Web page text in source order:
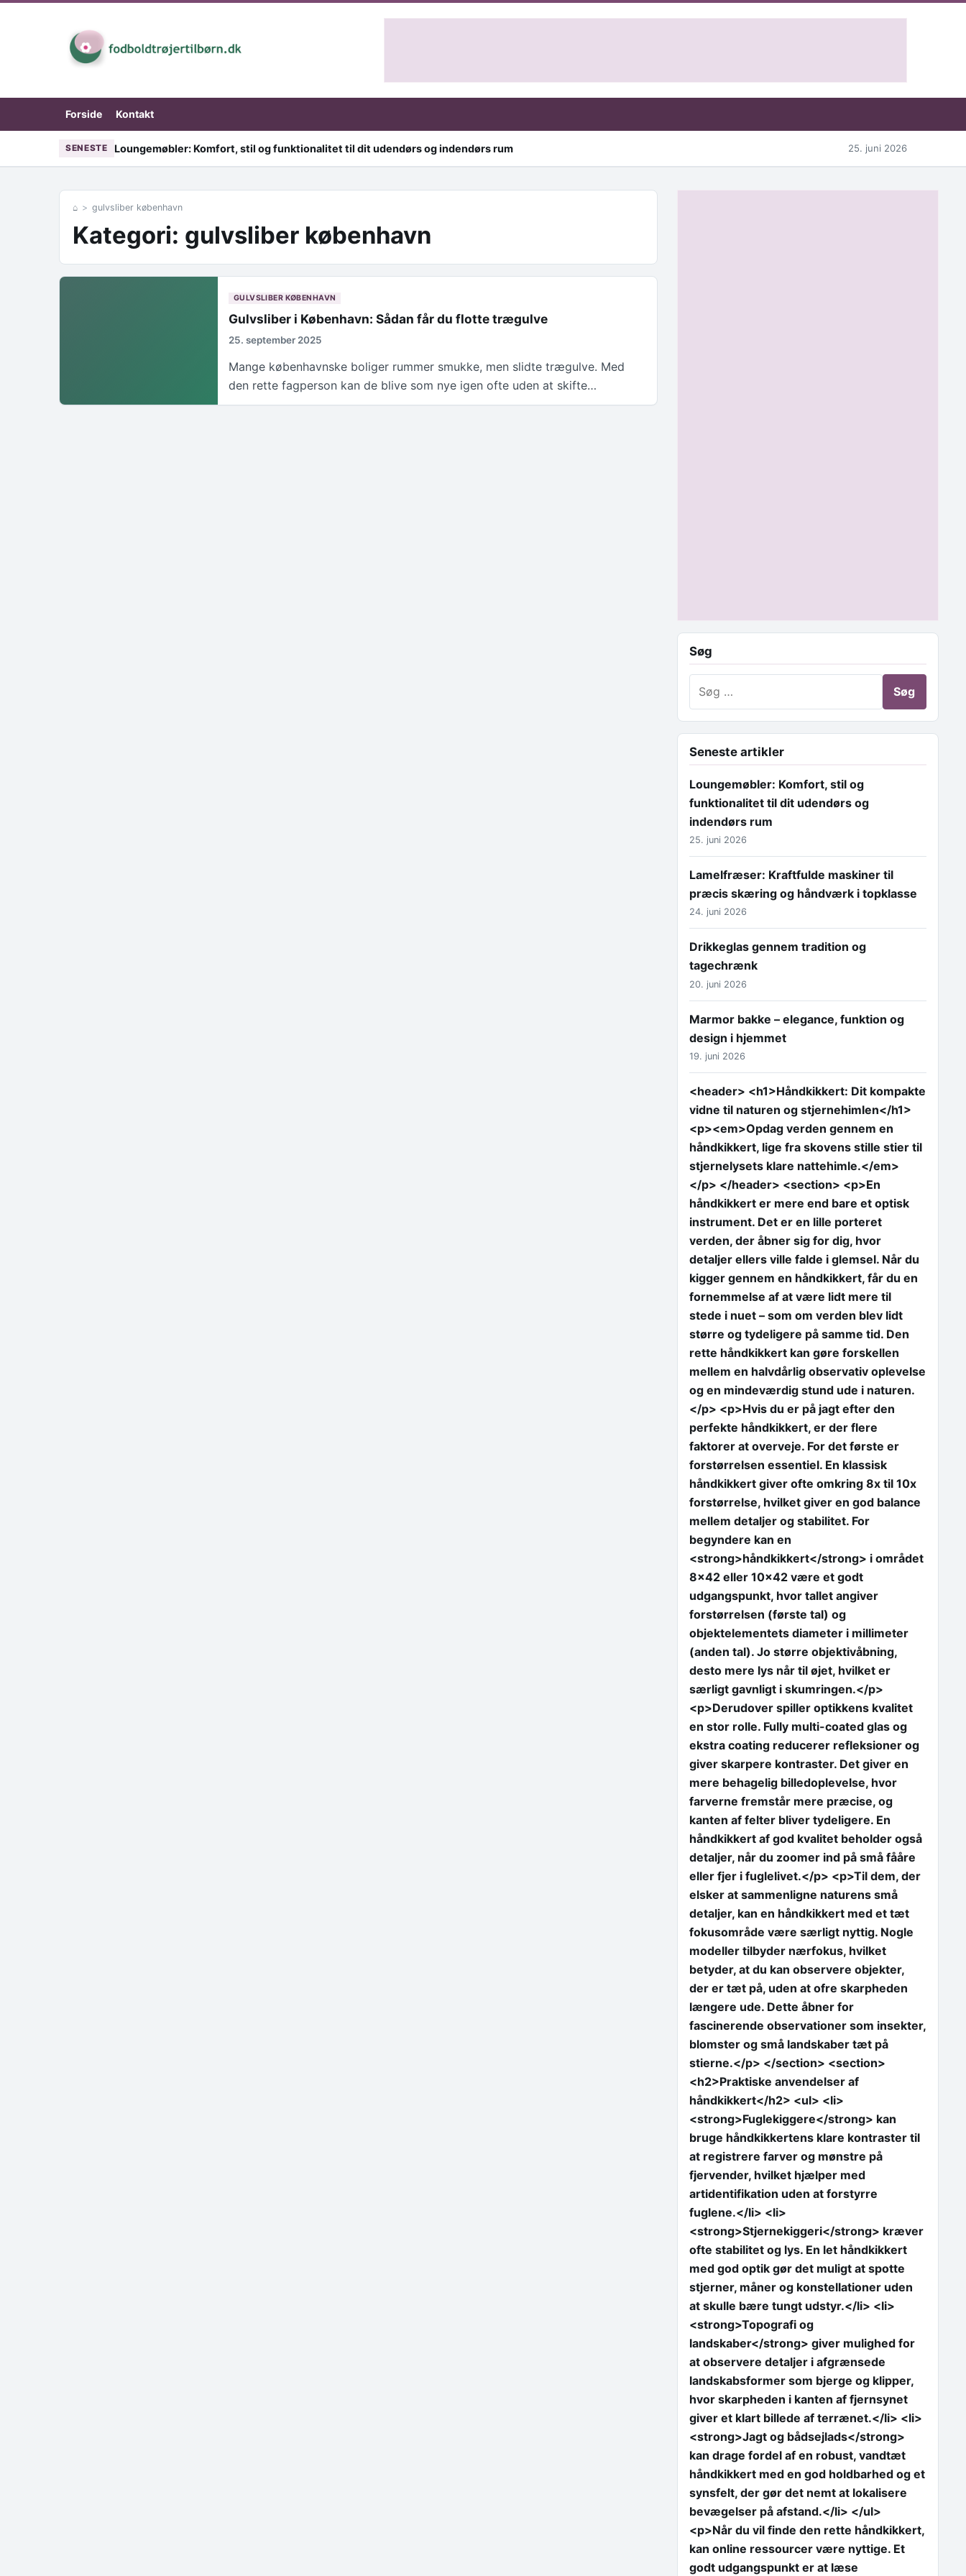
Forside Kontakt
SENESTE Loungemøbler: Komfort, stil og funktionalitet til dit udendørs og indendørs rum 25. juni 2026
⌂ gulvsliber københavn
Kategori: gulvsliber københavn
GULVSLIBER KØBENHAVN
Gulvsliber i København: Sådan får du flotte trægulve
25. september 2025
Mange københavnske boliger rummer smukke, men slidte trægulve. Med
den rette fagperson kan de blive som nye igen ofte uden at skifte…
Søg
Seneste artikler
Loungemøbler: Komfort, stil og
funktionalitet til dit udendørs og
indendørs rum
25. juni 2026
Lamelfræser: Kraftfulde maskiner til
præcis skæring og håndværk i topklasse
24. juni 2026
Drikkeglas gennem tradition og
tagechrænk
20. juni 2026
Marmor bakke – elegance, funktion og
design i hjemmet
19. juni 2026
<header> <h1>Håndkikkert: Dit kompakte
vidne til naturen og stjernehimlen</h1>
<p><em>Opdag verden gennem en
håndkikkert, lige fra skovens stille stier til
stjernelysets klare nattehimle.</em>
</p> </header> <section> <p>En
håndkikkert er mere end bare et optisk
instrument. Det er en lille porteret
verden, der åbner sig for dig, hvor
detaljer ellers ville falde i glemsel. Når du
kigger gennem en håndkikkert, får du en
fornemmelse af at være lidt mere til
stede i nuet – som om verden blev lidt
større og tydeligere på samme tid. Den
rette håndkikkert kan gøre forskellen
mellem en halvdårlig observativ oplevelse
og en mindeværdig stund ude i naturen.
</p> <p>Hvis du er på jagt efter den
perfekte håndkikkert, er der flere
faktorer at overveje. For det første er
forstørrelsen essentiel. En klassisk
håndkikkert giver ofte omkring 8x til 10x
forstørrelse, hvilket giver en god balance
mellem detaljer og stabilitet. For
begyndere kan en
<strong>håndkikkert</strong> i området
8×42 eller 10×42 være et godt
udgangspunkt, hvor tallet angiver
forstørrelsen (første tal) og
objektelementets diameter i millimeter
(anden tal). Jo større objektivåbning,
desto mere lys når til øjet, hvilket er
særligt gavnligt i skumringen.</p>
<p>Derudover spiller optikkens kvalitet
en stor rolle. Fully multi-coated glas og
ekstra coating reducerer refleksioner og
giver skarpere kontraster. Det giver en
mere behagelig billedoplevelse, hvor
farverne fremstår mere præcise, og
kanten af felter bliver tydeligere. En
håndkikkert af god kvalitet beholder også
detaljer, når du zoomer ind på små fååre
eller fjer i fuglelivet.</p> <p>Til dem, der
elsker at sammenligne naturens små
detaljer, kan en håndkikkert med et tæt
fokusområde være særligt nyttig. Nogle
modeller tilbyder nærfokus, hvilket
betyder, at du kan observere objekter,
der er tæt på, uden at ofre skarpheden
længere ude. Dette åbner for
fascinerende observationer som insekter,
blomster og små landskaber tæt på
stierne.</p> </section> <section>
<h2>Praktiske anvendelser af
håndkikkert</h2> <ul> <li>
<strong>Fuglekiggere</strong> kan
bruge håndkikkertens klare kontraster til
at registrere farver og mønstre på
fjervender, hvilket hjælper med
artidentifikation uden at forstyrre
fuglene.</li> <li>
<strong>Stjernekiggeri</strong> kræver
ofte stabilitet og lys. En let håndkikkert
med god optik gør det muligt at spotte
stjerner, måner og konstellationer uden
at skulle bære tungt udstyr.</li> <li>
<strong>Topografi og
landskaber</strong> giver mulighed for
at observere detaljer i afgrænsede
landskabsformer som bjerge og klipper,
hvor skarpheden i kanten af fjernsynet
giver et klart billede af terrænet.</li> <li>
<strong>Jagt og bådsejlads</strong>
kan drage fordel af en robust, vandtæt
håndkikkert med en god holdbarhed og et
synsfelt, der gør det nemt at lokalisere
bevægelser på afstand.</li> </ul>
<p>Når du vil finde den rette håndkikkert,
kan online ressourcer være nyttige. Et
godt udgangspunkt er at læse